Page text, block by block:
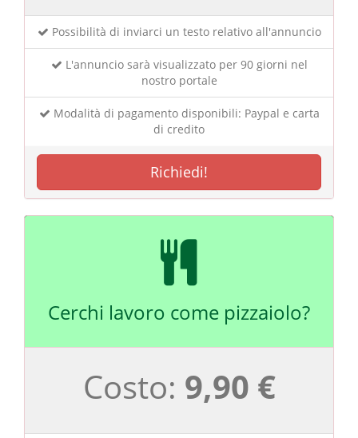
Possibilità di inviarci un testo relativo all'annuncio
L'annuncio sarà visualizzato per 90 giorni nel
nostro portale
Modalità di pagamento disponibili: Paypal e carta
di credito
Richiedi!
Cerchi lavoro come pizzaiolo?
Costo: 9,90 €